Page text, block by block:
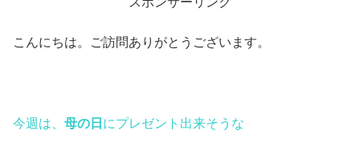
こんにちは。ご訪問ありがとうございます。
今週は、 母の日 にプレゼント出来そうな